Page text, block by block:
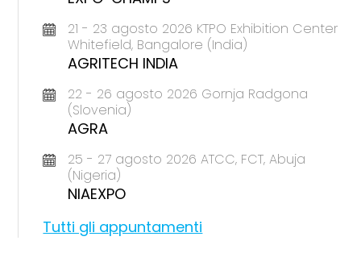
21 - 23 agosto 2026 KTPO Exhibition Center
Whitefield, Bangalore (India)
AGRITECH INDIA
22 - 26 agosto 2026 Gornja Radgona
(Slovenia)
AGRA
25 - 27 agosto 2026 ATCC, FCT, Abuja
(Nigeria)
NIAEXPO
Tutti gli appuntamenti